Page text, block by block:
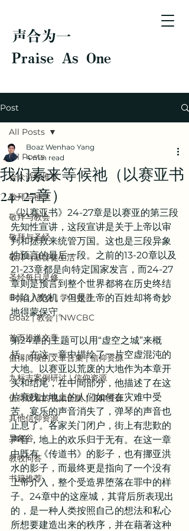
声合为一
Praise As One
Post
All Posts
会众诗歌推荐
敬拜与神学
敬拜与教会
敬拜与圣经
敬拜与基督徒生活
圣经每日灵修
Boaz | 教会 | 学习牧养
Boaz | 教会 | NWCBC
首页推送文章
值得阅读的文章合集 | 信仰资源
九标志案例研讨 | 信仰资源
值得观看的视频合集 | 信仰资源
其他信仰资源
异象谷
教牧问答
书籍推荐
All Posts
我们素来等候祂（以赛亚书
24-27章）
Boaz Wenhao Yang
4 min read
《以赛亚书》24-27章是以赛亚的第三段
先知性宣讲，这段宣讲是关于上帝以审
判和拯救来统管万国。这也是三段异象
性预言的最后一段。之前的13-20章以及
21-23章都是向特定国家发言，而24-27
章则是预言到整个世界都将在历史终结
时陷入危机，但是上帝的百姓却将奇妙
地得蒙保守。
第24章的主题可以用“虚空之城”来概
括。在这一章中描绘了一片空虚混沌的
大地。以赛亚以荒废的大地作为本章开
头和结尾，在中间部分，他描述了在这
片衰残土地上的人们如何在灾难中受
苦。宴乐的声音消失了，弹琴的声音也
止息了。各家关门闭户，街上有悲歎的
声音，地上的欢乐归于无有。在这一章
中既有《传道书》的影子，也有挪亚洪
水的影子，而最终更是指向了一个没有
上帝介入，整个受造界堕落在罪中的样
子。24章中的这座城，其背后所表现出
的，是一种人类按照自己的想法和私心
所想要建造出来的秩序，并在藉著这种